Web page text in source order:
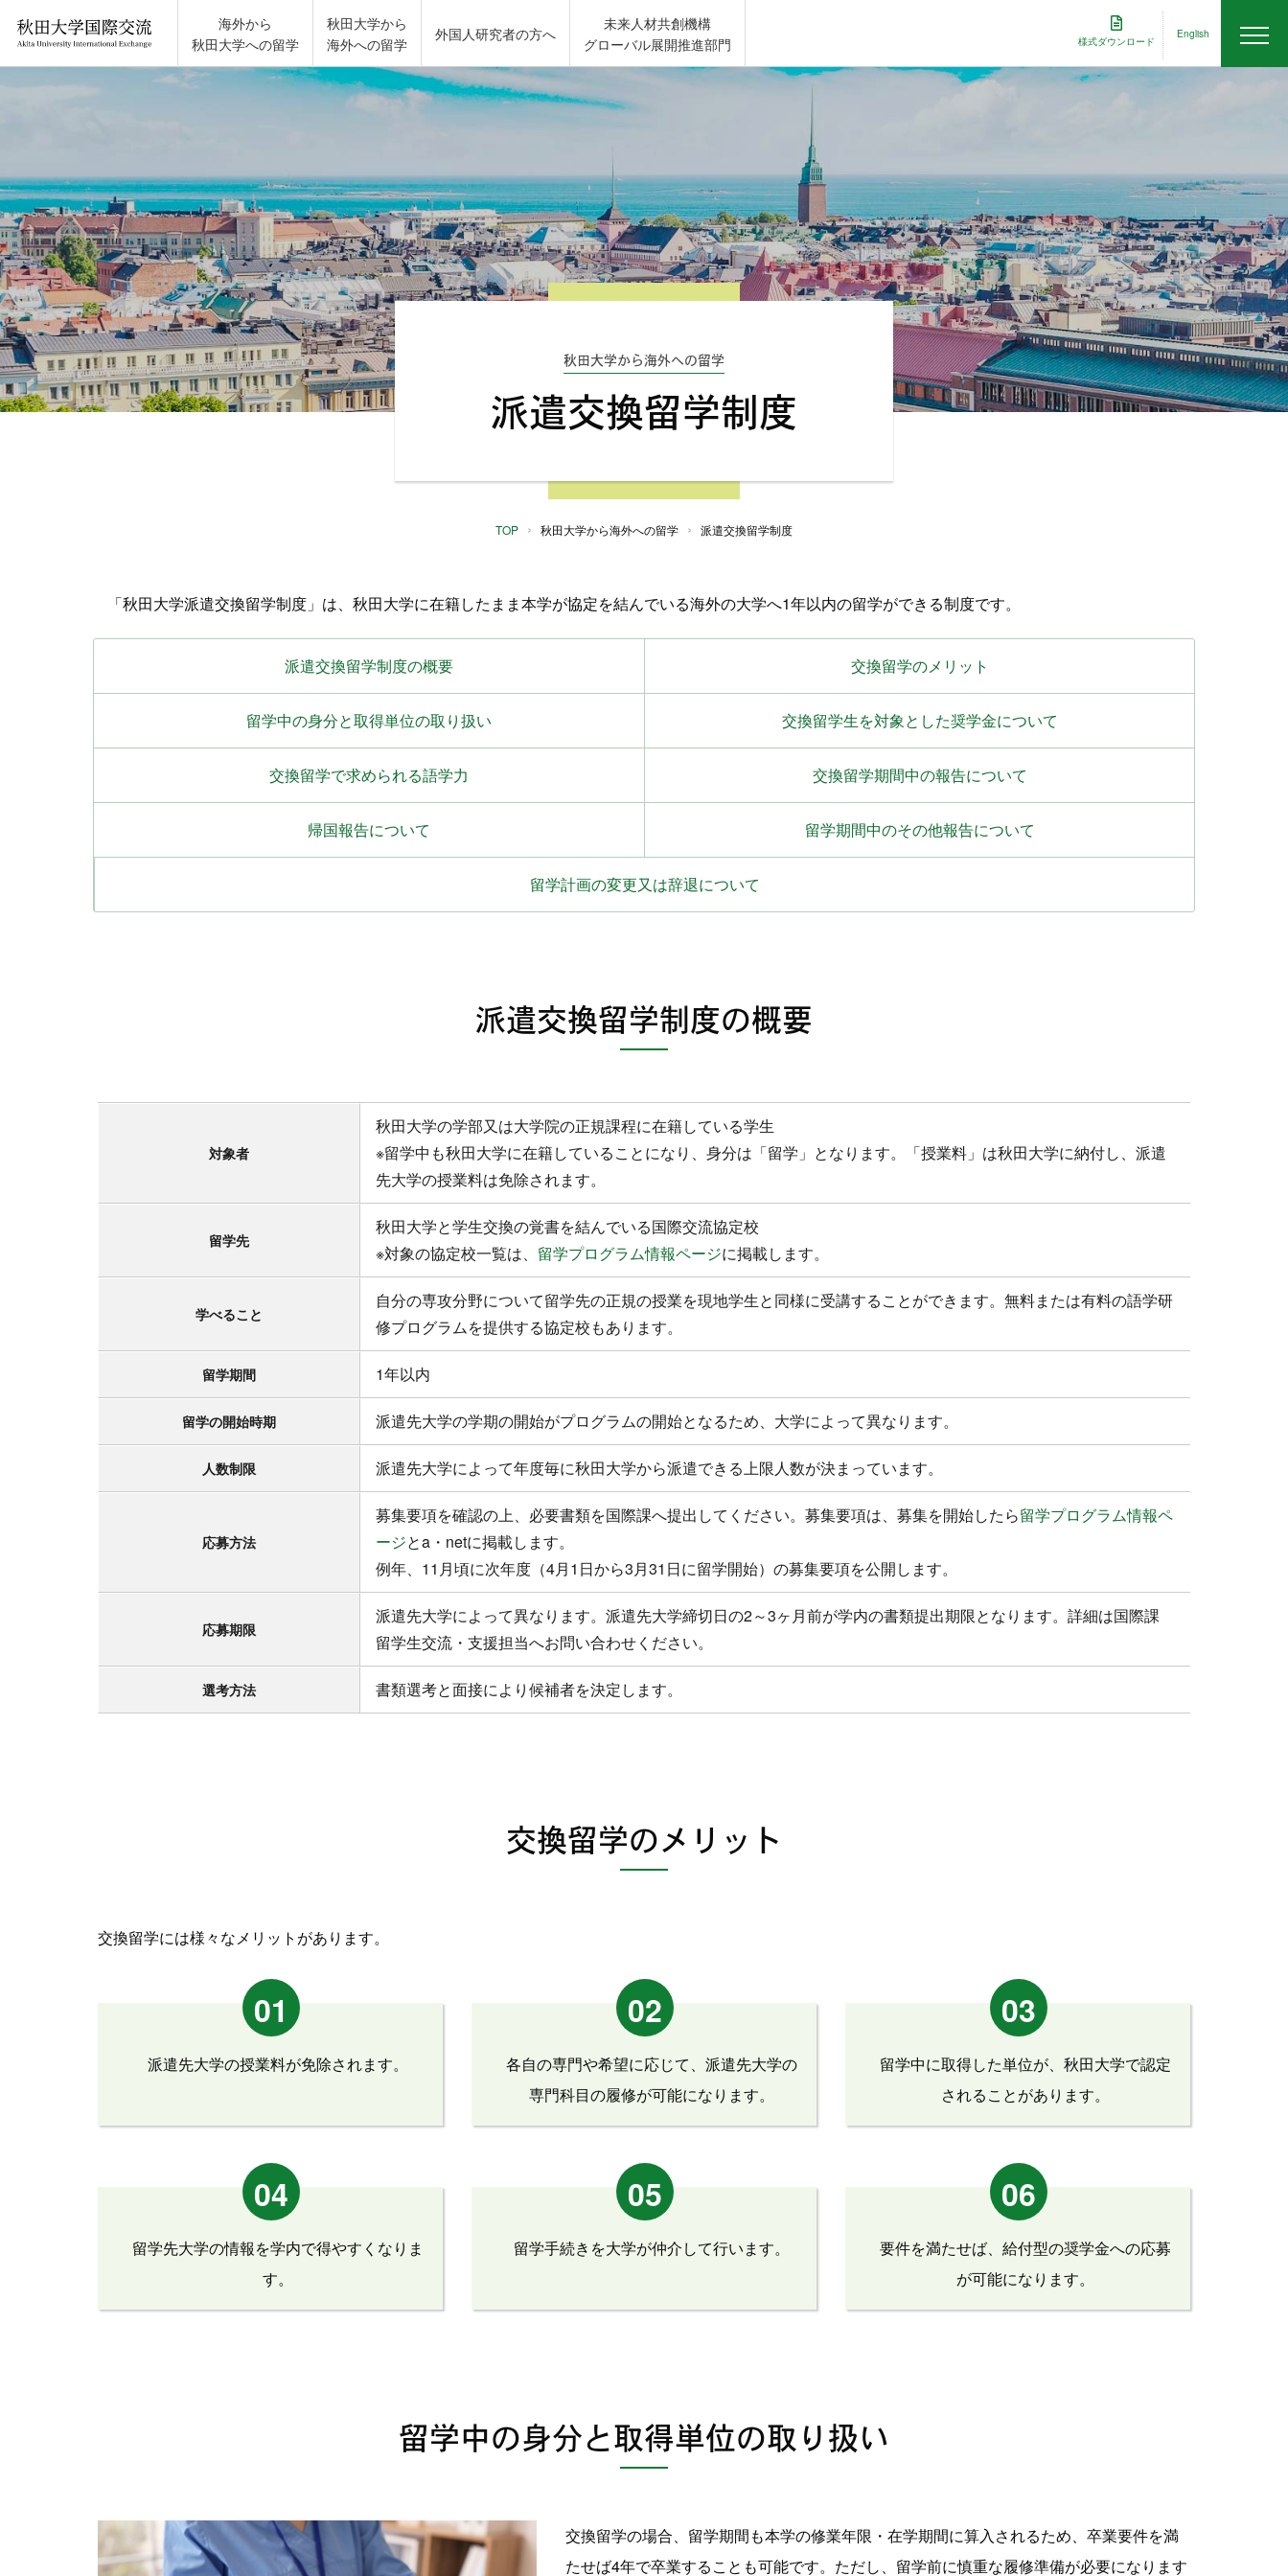
秋田大学国際交流
海外から
秋田大学への留学
秋田大学から
海外への留学
外国人研究者の方へ
未来人材共創機構
グローバル展開推進部門
様式ダウンロード
English
秋田大学から海外への留学
派遣交換留学制度
TOP 秋田大学から海外への留学 派遣交換留学制度
「秋田大学派遣交換留学制度」は、秋田大学に在籍したまま本学が協定を結んでいる海外の大学へ1年以内の留学ができる制度です。
派遣交換留学制度の概要 交換留学のメリット
留学中の身分と取得単位の取り扱い 交換留学生を対象とした奨学金について
交換留学で求められる語学力 交換留学期間中の報告について
帰国報告について 留学期間中のその他報告について
留学計画の変更又は辞退について
派遣交換留学制度の概要
対象者
秋田大学の学部又は大学院の正規課程に在籍している学生
※留学中も秋田大学に在籍していることになり、身分は「留学」となります。「授業料」は秋田大学に納付し、派遣
先大学の授業料は免除されます。
留学先
秋田大学と学生交換の覚書を結んでいる国際交流協定校
※対象の協定校一覧は、 留学プログラム情報ページに掲載します。
学べること
自分の専攻分野について留学先の正規の授業を現地学生と同様に受講することができます。無料または有料の語学研
修プログラムを提供する協定校もあります。
留学期間 1年以内
留学の開始時期 派遣先大学の学期の開始がプログラムの開始となるため、大学によって異なります。
人数制限 派遣先大学によって年度毎に秋田大学から派遣できる上限人数が決まっています。
応募方法
募集要項を確認の上、必要書類を国際課へ提出してください。募集要項は、募集を開始したら留学プログラム情報ペ
ージとa・netに掲載します。
例年、11月頃に次年度（4月1日から3月31日に留学開始）の募集要項を公開します。
応募期限
派遣先大学によって異なります。派遣先大学締切日の2～3ヶ月前が学内の書類提出期限となります。詳細は国際課
留学生交流・支援担当へお問い合わせください。
選考方法 書類選考と面接により候補者を決定します。
交換留学のメリット
交換留学には様々なメリットがあります。
01
派遣先大学の授業料が免除されます。
02
各自の専門や希望に応じて、派遣先大学の
専門科目の履修が可能になります。
03
留学中に取得した単位が、秋田大学で認定
されることがあります。
04
留学先大学の情報を学内で得やすくなりま
す。
05
留学手続きを大学が仲介して行います。
06
要件を満たせば、給付型の奨学金への応募
が可能になります。
留学中の身分と取得単位の取り扱い
交換留学の場合、留学期間も本学の修業年限・在学期間に算入されるため、卒業要件を満
たせば4年で卒業することも可能です。ただし、留学前に慎重な履修準備が必要になります